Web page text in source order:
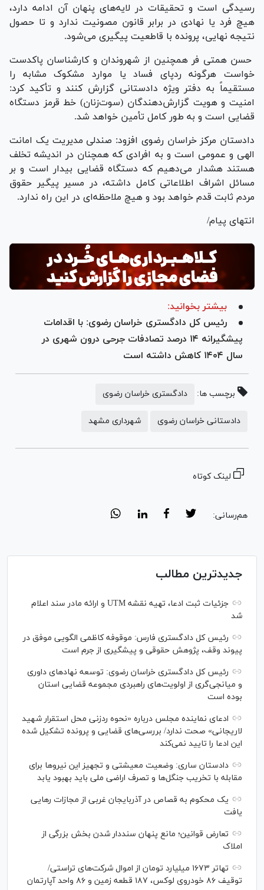
رسیدگی است و تحقیقات در لایه‌های پنهان آن ادامه دارد،
هیچ فرد یا نهادی در برابر قانون مصونیت ندارد و تا حصول
نتیجه نهایی، پرونده با قاطعیت پیگیری می‌شود.
حسن همتی فر همچنین از شهروندان و کارشناسان پاکدست
خواست هرگونه ردپای فساد یا موارد مشکوک مشابه را
مستقیماً به دفتر ویژه دادستانی گزارش کنند و تأکید کرد:
امنیت و هویت گزارش‌دهندگان (سوت‌زنان) خط قرمز دستگاه
قضایی است و به طور کامل تأمین خواهد شد.
دادستان مرکز خراسان رضوی افزود: صندلی مدیریت یک امانت
الهی و عمومی است و به افرادی که همچنان در اندیشه تخلف
هستند هشدار می‌دهیم که دستگاه قضایی بیدار است و بر
مسائل اشراف اطلاعاتی کامل داشته، در مسیر پیگیر حقوق
مردم ثابت قدم خواهد بود و هیچ ملاحظه‌ای در این راه ندارد.
انتهای پیام/
بیشتر بخوانید:
رئیس کل دادگستری خراسان رضوی: با اقدامات
پیشگیرانه ۱۴ درصد تصادفات جرحی درون شهری در
سال ۱۴۰۴ کاهش داشته است
برچسب ها: دادگستری خراسان رضوی
دادستانی خراسان رضوی شهرداری مشهد
لینک کوتاه
هم‌رسانی:
جدیدترین مطالب
جزئیات ثبت ادعا، تهیه نقشه UTM و ارائه مادر سند اعلام
شد
رئیس کل دادگستری فارس: موقوفه کاظمی الگویی موفق در
پیوند وقف، پژوهش حقوقی و پیشگیری از جرم است
رئیس کل دادگستری خراسان رضوی: توسعه نهاد‌های داوری
و میانجی‌گری از اولویت‌های راهبردی مجموعه قضایی استان
بوده است
ادعای نماینده مجلس درباره «نحوه ردزنی محل استقرار شهید
لاریجانی» صحت ندارد/ بررسی‌های قضایی و پرونده تشکیل شده
این ادعا را تایید نمی‌کند
دادستان ساری: وضعیت معیشتی و تجهیز این نیرو‌ها برای
مقابله با تخریب جنگل‌ها و تصرف اراضی ملی باید بهبود یابد
یک محکوم به قصاص در آذربایجان‌ غربی از مجازات رهایی
یافت
تعارض قوانین؛ مانع پنهان سنددار شدن بخش بزرگی از
املاک
تهاتر ۱۶۷۳ میلیارد تومان از اموال شرکت‌های تراستی/
توقیف ۸۶ خودروی لوکس، ۱۸۷ قطعه زمین و ۸۶ واحد آپارتمان